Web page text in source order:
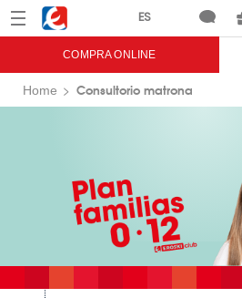
Menú Eroski
COMPRA ONLINE
Home Consultorio matrona